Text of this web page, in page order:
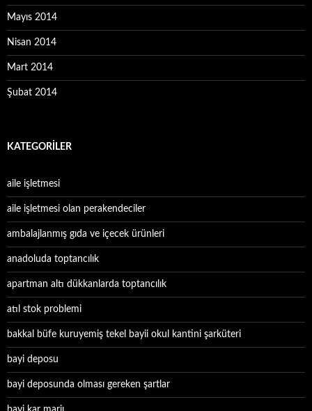
Mayıs 2014
Nisan 2014
Mart 2014
Şubat 2014
KATEGORILER
aile işletmesi
aile işletmesi olan perakendeciler
ambalajlanmış gıda ve içecek ürünleri
anadoluda toptancılık
apartman altı dükkanlarda toptancılık
atıl stok problemi
bakkal büfe kuruyemiş tekel bayii okul kantini şarküteri
bayi deposu
bayi deposunda olması gereken şartlar